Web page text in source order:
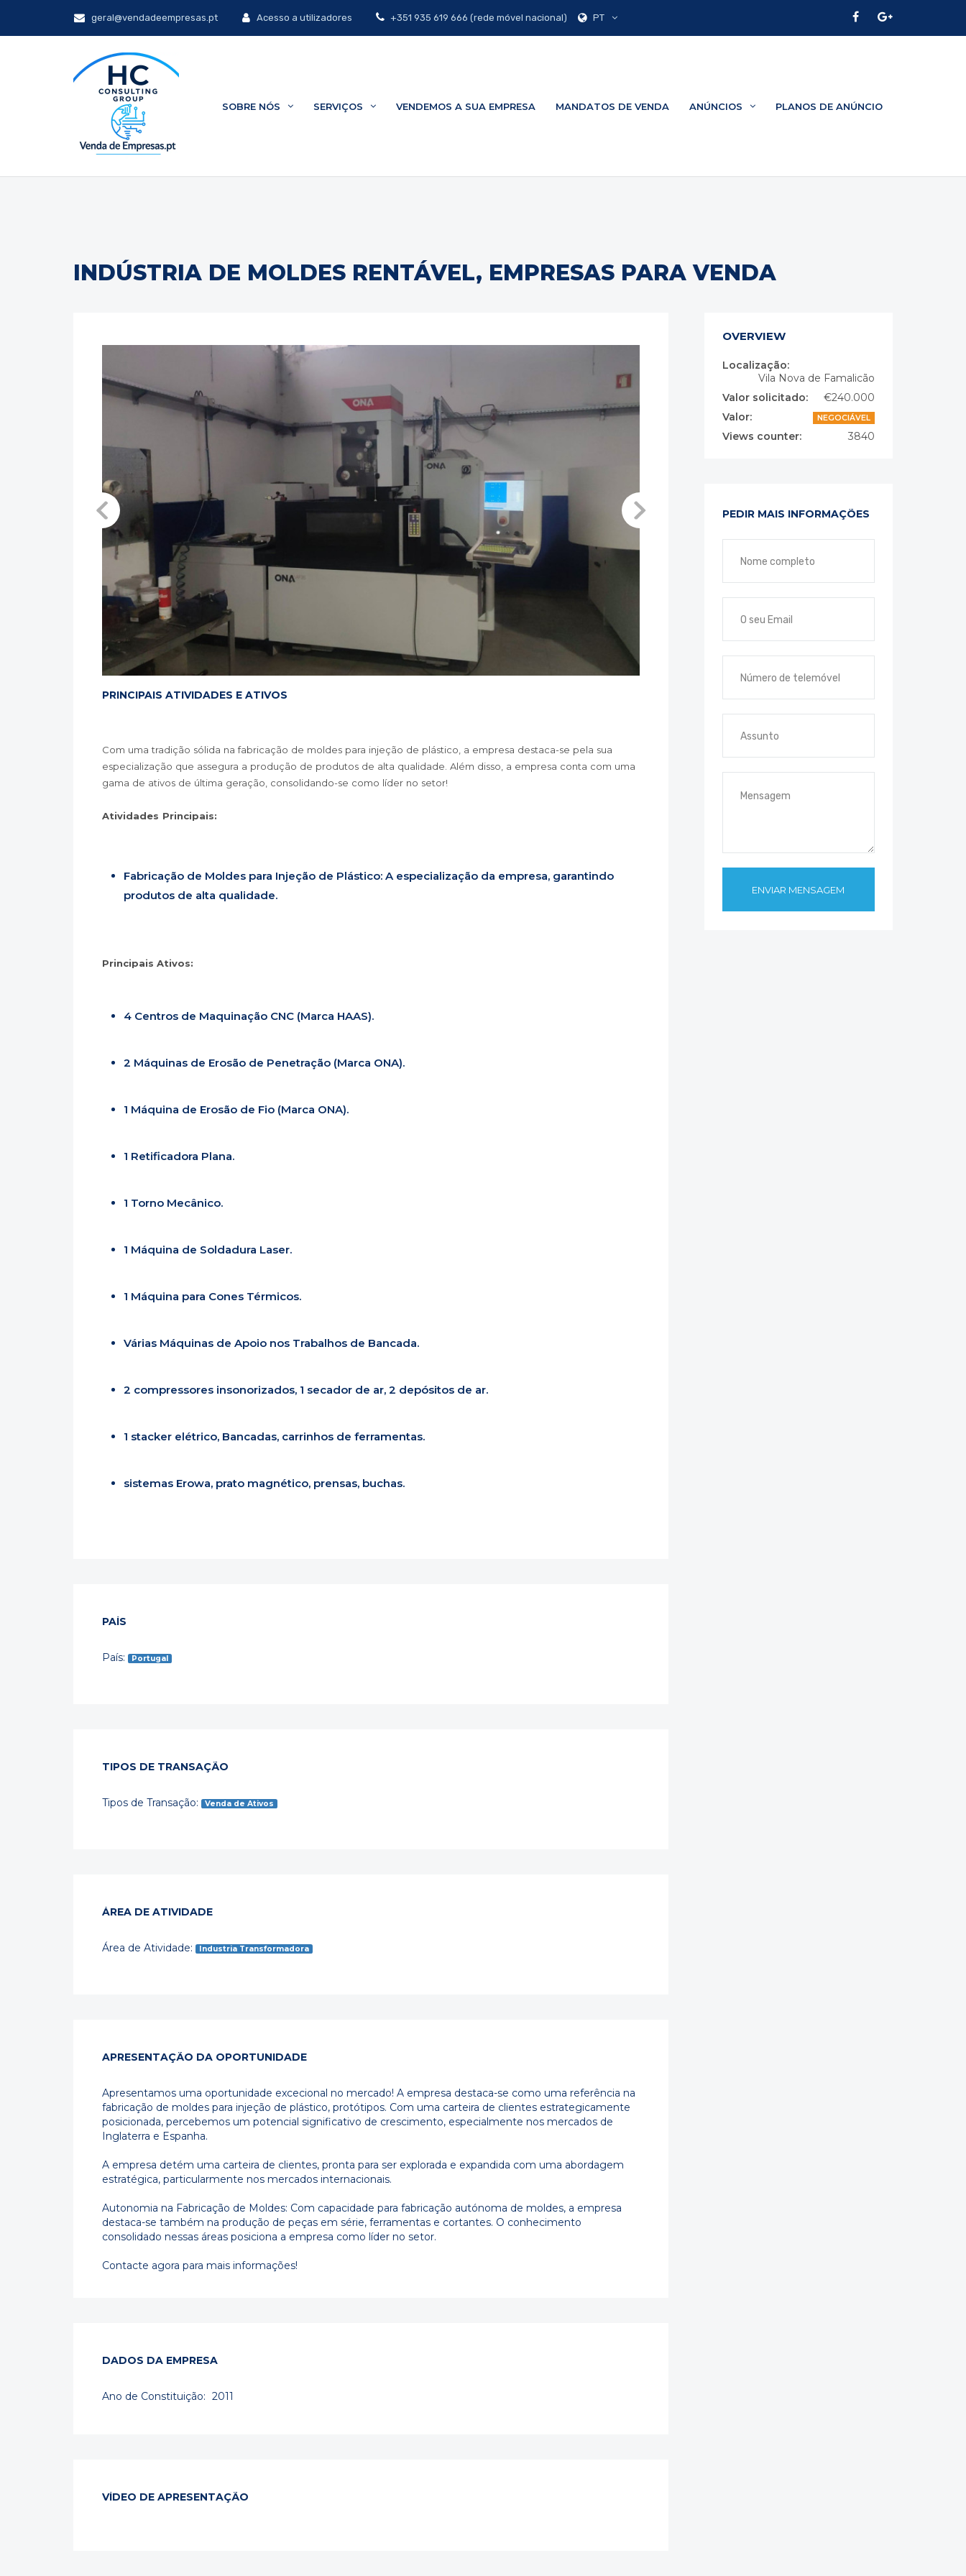
geral@vendadeempresas.pt Acesso a utilizadores PT
+351 935 619 666 (rede móvel nacional)
SOBRE NÓS SERVIÇOS VENDEMOS A SUA EMPRESA MANDATOS DE VENDA ANÚNCIOS PLANOS DE ANÚNCIO
INDÚSTRIA DE MOLDES RENTÁVEL, EMPRESAS PARA VENDA
PRINCIPAIS ATIVIDADES E ATIVOS
Com uma tradição sólida na fabricação de moldes para injeção de plástico, a empresa destaca-se pela sua
especialização que assegura a produção de produtos de alta qualidade. Além disso, a empresa conta com uma
gama de ativos de última geração, consolidando-se como líder no setor!
Atividades Principais:
Fabricação de Moldes para Injeção de Plástico: A especialização da empresa, garantindo
produtos de alta qualidade.
Principais Ativos:
4 Centros de Maquinação CNC (Marca HAAS).
2 Máquinas de Erosão de Penetração (Marca ONA).
1 Máquina de Erosão de Fio (Marca ONA).
1 Retificadora Plana.
1 Torno Mecânico.
1 Máquina de Soldadura Laser.
1 Máquina para Cones Térmicos.
Várias Máquinas de Apoio nos Trabalhos de Bancada.
2 compressores insonorizados, 1 secador de ar, 2 depósitos de ar.
1 stacker elétrico, Bancadas, carrinhos de ferramentas.
sistemas Erowa, prato magnético, prensas, buchas.
PAÍS
País: Portugal
TIPOS DE TRANSAÇÃO
Tipos de Transação: Venda de Ativos
ÁREA DE ATIVIDADE
Área de Atividade: Industria Transformadora
APRESENTAÇÃO DA OPORTUNIDADE
Apresentamos uma oportunidade excecional no mercado! A empresa destaca-se como uma referência na
fabricação de moldes para injeção de plástico, protótipos. Com uma carteira de clientes estrategicamente
posicionada, percebemos um potencial significativo de crescimento, especialmente nos mercados de
Inglaterra e Espanha.
A empresa detém uma carteira de clientes, pronta para ser explorada e expandida com uma abordagem
estratégica, particularmente nos mercados internacionais.
Autonomia na Fabricação de Moldes: Com capacidade para fabricação autónoma de moldes, a empresa
destaca-se também na produção de peças em série, ferramentas e cortantes. O conhecimento
consolidado nessas áreas posiciona a empresa como líder no setor.
Contacte agora para mais informações!
DADOS DA EMPRESA
Ano de Constituição: 2011
VÍDEO DE APRESENTAÇÃO
OVERVIEW
Localização:
Vila Nova de Famalicão
Valor solicitado:
€240.000
Valor:
NEGOCIÁVEL
Views counter: 3840
PEDIR MAIS INFORMAÇÕES